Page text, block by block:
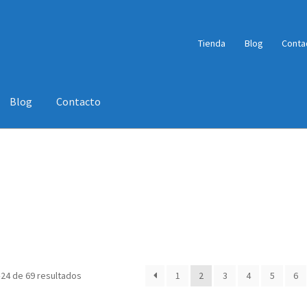
Tienda Blog
Blog Contacto
de 69 resultados 1 2 3 4 5 6